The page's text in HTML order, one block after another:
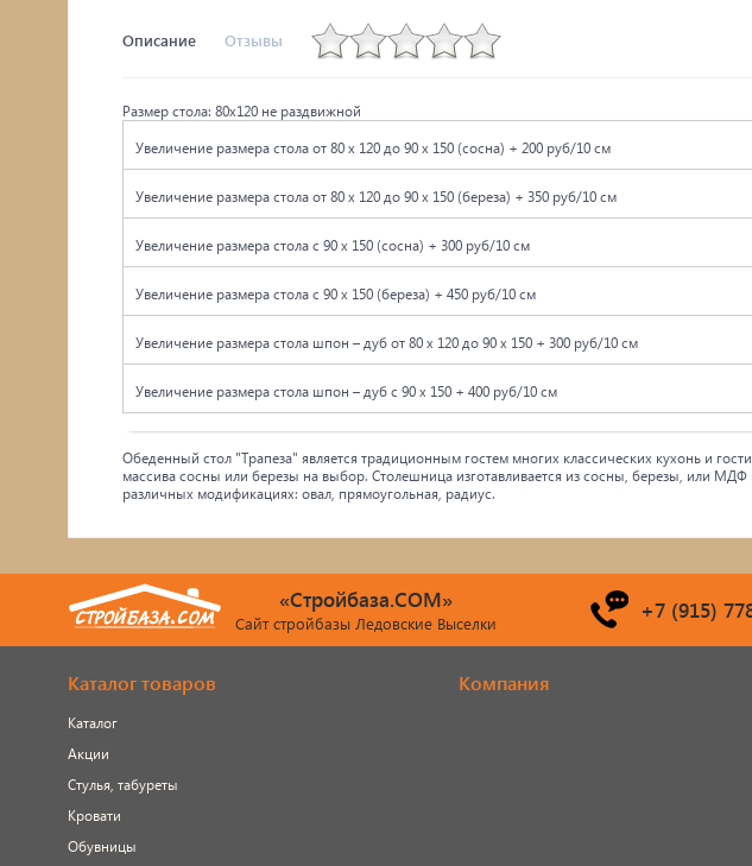
Описание Отзывы
Размер стола: 80х120 не раздвижной
Увеличение размера стола от 80 x 120 до 90 x 150 (сосна) + 200 руб/10 см
Увеличение размера стола от 80 x 120 до 90 x 150 (береза) + 350 руб/10 см
Увеличение размера стола с 90 x 150 (сосна) + 300 руб/10 см
Увеличение размера стола с 90 x 150 (береза) + 450 руб/10 см
Увеличение размера стола шпон – дуб от 80 x 120 до 90 x 150 + 300 руб/10 см
Увеличение размера стола шпон – дуб с 90 x 150 + 400 руб/10 см
Обеденный стол "Трапеза" является традиционным гостем многих классических кухонь и
массива сосны или березы на выбор. Столешница изготавливается из сосны, березы, или
различных модификациях: овал, прямоугольная, радиус.
«Стройбаза.COM»
Сайт стройбазы Ледовские Выселки +7 (915)
Каталог товаров
Каталог
Акции
Стулья, табуреты
Кровати
Обувницы
Компания